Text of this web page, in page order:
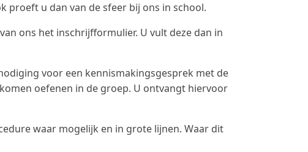
proeft u dan van de sfeer bij ons in school.
ons het inschrijfformulier. U vult deze dan in
voor een kennismakingsgesprek met de
oefenen in de groep. U ontvangt hiervoor
waar mogelijk en in grote lijnen. Waar dit